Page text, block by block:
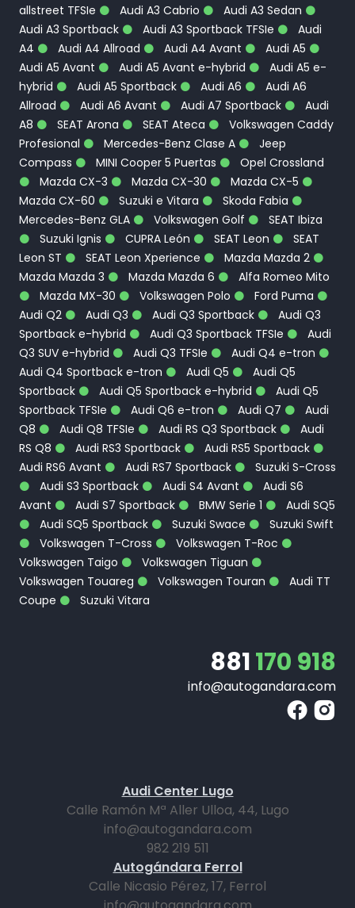
allstreet TFSIe
Audi A3 Cabrio
Audi A3 Sedan
Audi A3 Sportback
Audi A3 Sportback TFSIe
Audi
A4
Audi A4 Allroad Audi A4 Avant
Audi A5
Audi A5 Avant
Audi A5 Avant e-hybrid
Audi A5 e-
hybrid
Audi A5 Sportback Audi A6
Audi A6
Allroad
Audi A6 Avant Audi A7 Sportback
Audi
A8
SEAT Arona SEAT Ateca
Volkswagen Caddy
Profesional
Mercedes-Benz Clase A
Jeep
Compass
MINI Cooper 5 Puertas
Opel Crossland
Mazda CX-3
Mazda CX-30
Mazda CX-5
Mazda CX-60
Suzuki e Vitara
Skoda Fabia
Mercedes-Benz GLA
Volkswagen Golf
SEAT Ibiza
Suzuki Ignis
CUPRA León SEAT Leon
SEAT
Leon ST
SEAT Leon Xperience
Mazda Mazda 2
Mazda Mazda 3
Mazda Mazda 6
Alfa Romeo Mito
Mazda MX-30
Volkswagen Polo
Ford Puma
Audi Q2
Audi Q3 Audi Q3 Sportback
Audi Q3
Sportback e-hybrid
Audi Q3 Sportback TFSIe
Audi
Q3 SUV e-hybrid
Audi Q3 TFSIe
Audi Q4 e-tron
Audi Q4 Sportback e-tron
Audi Q5
Audi Q5
Sportback
Audi Q5 Sportback e-hybrid
Audi Q5
Sportback TFSIe
Audi Q6 e-tron Audi Q7
Audi
Q8
Audi Q8 TFSIe Audi RS Q3 Sportback
Audi
RS Q8
Audi RS3 Sportback
Audi RS5 Sportback
Audi RS6 Avant
Audi RS7 Sportback
Suzuki S-Cross
Audi S3 Sportback
Audi S4 Avant
Audi S6
Avant
Audi S7 Sportback BMW Serie 1
Audi SQ5
Audi SQ5 Sportback
Suzuki Swace
Suzuki Swift
Volkswagen T-Cross
Volkswagen T-Roc
Volkswagen Taigo
Volkswagen Tiguan
Volkswagen Touareg
Volkswagen Touran
Audi TT
Coupe
Suzuki Vitara
881170 918
info@autogandara.com
Audi Center Lugo
Calle Ramón Mª Aller Ulloa, 44, Lugo
info@autogandara.com
982 219 511
Autogándara Ferrol
Calle Nicasio Pérez, 17, Ferrol